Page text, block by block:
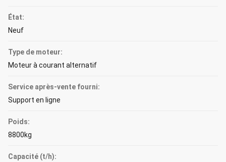
État:
Neuf
Type de moteur:
Moteur à courant alternatif
Service après-vente fourni:
Support en ligne
Poids:
8800kg
Capacité (t/h):